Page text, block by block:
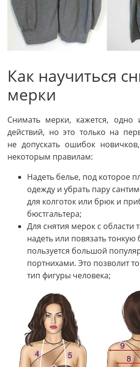
Как научиться
мерки
Снимать мерки, кажется, одно
действий, но это только на
не допускать ошибок
некоторым правилам:
Надеть белье, под которое
одежду и убрать пару
для колготок или брюк и
бюстгальтера;
Для снятия мерок с области
надеть или повязать тонкую
пользуется большой
портнихами. Это позволит
тип фигуры человека;